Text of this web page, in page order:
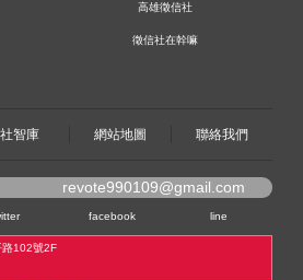
高雄徵信社
徵信社在幹嘛
智庫 網站地圖 聯絡我們
revote990109@gmail.com
facebook line
路102號2F